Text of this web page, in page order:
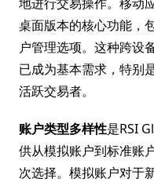
桌面版本的核心功能，
户管理选项。这种跨设
已成为基本需求，特别
活跃交易者。
账户类型多样性是RSI
供从模拟账户到标准账
次选择。模拟账户对于